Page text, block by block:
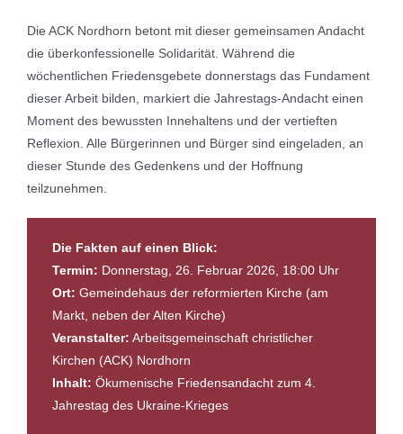
Die ACK Nordhorn betont mit dieser gemeinsamen Andacht
die überkonfessionelle Solidarität. Während die
wöchentlichen Friedensgebete donnerstags das Fundament
dieser Arbeit bilden, markiert die Jahrestags-Andacht einen
Moment des bewussten Innehaltens und der vertieften
Reflexion. Alle Bürgerinnen und Bürger sind eingeladen, an
dieser Stunde des Gedenkens und der Hoffnung
teilzunehmen.
Die Fakten auf einen Blick:
Termin: Donnerstag, 26. Februar 2026, 18:00 Uhr
Ort: Gemeindehaus der reformierten Kirche (am
Markt, neben der Alten Kirche)
Veranstalter: Arbeitsgemeinschaft christlicher
Kirchen (ACK) Nordhorn
Inhalt: Ökumenische Friedensandacht zum 4.
Jahrestag des Ukraine-Krieges